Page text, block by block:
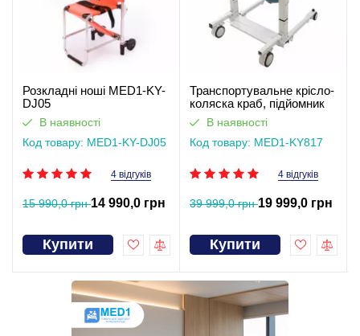
Розкладні ноші MED1-KY-
DJ05
В наявності
Код товару: MED1-KY-DJ05
4 відгуків
15 990,0 грн14 990,0 грн
Купити
Транспортувальне крісло-
коляска краб, підйомник
для інвалідів з
регулюванням висоти
MED1-KY817
В наявності
Код товару: MED1-KY817
4 відгуків
39 999,0 грн19 999,0 грн
Купити